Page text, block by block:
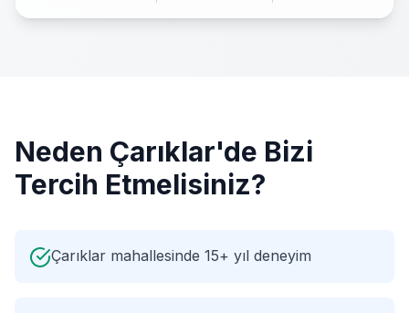
Neden Çarıklar'de Bizi
Tercih Etmelisiniz?
Çarıklar mahallesinde 15+ yıl deneyim